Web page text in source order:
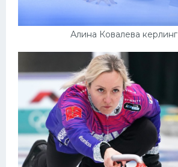
Алина Ковалева керлинг
Конькобежный спорт
Тренажеры
Интерьер квартиры